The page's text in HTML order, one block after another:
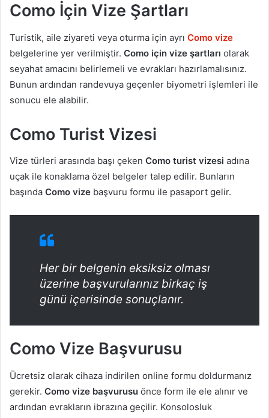
Como İçin Vize Şartları
Turistik, aile ziyareti veya oturma için ayrı Como vize
belgelerine yer verilmiştir. Como için vize şartları olarak
seyahat amacını belirlemeli ve evrakları hazırlamalısınız.
Bunun ardından randevuya geçenler biyometri işlemleri ile
sonucu ele alabilir.
Como Turist Vizesi
Vize türleri arasında başı çeken Como turist vizesi adına
uçak ile konaklama özel belgeler talep edilir. Bunların
başında Como vize başvuru formu ile pasaport gelir.
Her bir belgenin eksiksiz olması
üzerine başvurularınız birkaç iş
günü içerisinde sonuçlanır.
Como Vize Başvurusu
Ücretsiz olarak cihaza indirilen online formu doldurmanız
gerekir. Como vize başvurusu önce form ile ele alınır ve
ardından evrakların ibrazına geçilir. Konsolosluk